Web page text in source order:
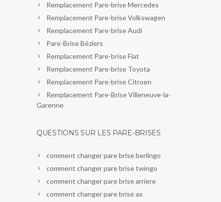
Remplacement Pare-brise Mercedes
Remplacement Pare-brise Volkswagen
Remplacement Pare-brise Audi
Pare-Brise Béziers
Remplacement Pare-brise Fiat
Remplacement Pare-brise Toyota
Remplacement Pare-brise Citroen
Remplacement Pare-Brise Villeneuve-la-
Garenne
QUESTIONS SUR LES PARE-BRISES
comment changer pare brise berlingo
comment changer pare brise twingo
comment changer pare brise arriere
comment changer pare brise ax